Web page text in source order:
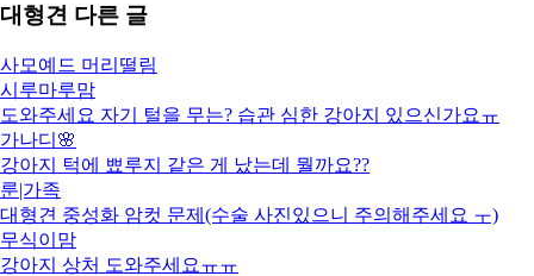
대형견 다른 글
사모예드 머리떨림
시루마루맘
도와주세요 자기 털을 무는? 습관 심한 강아지 있으신가요ㅠ
가나디🌸
강아지 턱에 뾰루지 같은 게 났는데 뭘까요??
룬|가족
대형견 중성화 암컷 문제(수술 사진있으니 주의해주세요 ㅜ)
무식이맘
강아지 상처 도와주세요ㅠㅠ